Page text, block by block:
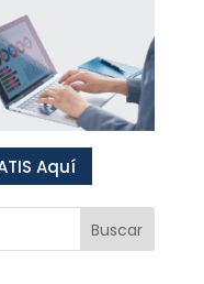
Aquí
Buscar